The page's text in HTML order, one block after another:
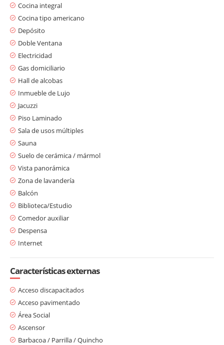
Cocina integral
Cocina tipo americano
Depósito
Doble Ventana
Electricidad
Gas domiciliario
Hall de alcobas
Inmueble de Lujo
Jacuzzi
Piso Laminado
Sala de usos múltiples
Sauna
Suelo de cerámica / mármol
Vista panorámica
Zona de lavandería
Balcón
Biblioteca/Estudio
Comedor auxiliar
Despensa
Internet
Características externas
Acceso discapacitados
Acceso pavimentado
Área Social
Ascensor
Barbacoa / Parrilla / Quincho